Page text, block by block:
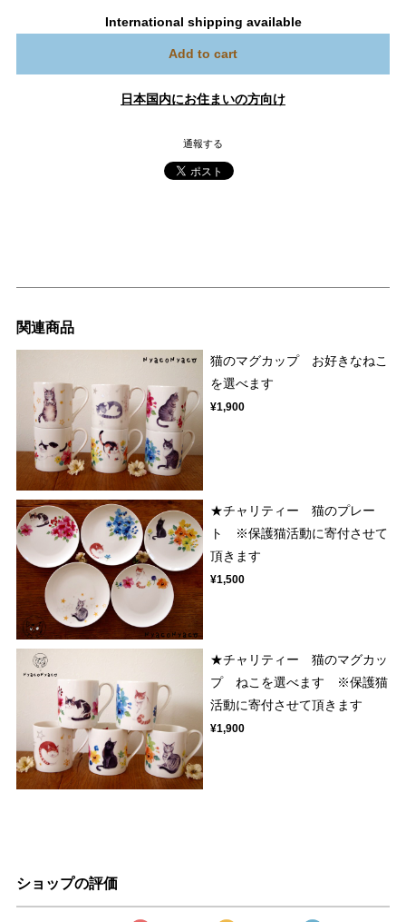
International shipping available
Add to cart
日本国内にお住まいの方向け
通報する
関連商品
猫のマグカップ お好きなねこ
を選べます
¥1,900
★チャリティー 猫のプレー
ト ※保護猫活動に寄付させて
頂きます
¥1,500
★チャリティー 猫のマグカッ
プ ねこを選べます ※保護猫
活動に寄付させて頂きます
¥1,900
ショップの評価